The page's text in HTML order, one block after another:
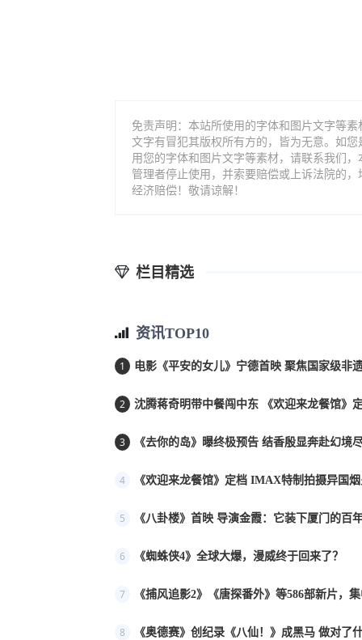
免责声明：本站所使用的字体和图片文字等
文字有冒犯其版权所有方的，皆为无意。如
用您的字体和图片文字等素材，请联系我们
管理者停止使用，并索要赔偿或上诉法院的
经济赔偿！敬请谅解！
栏目精选
资讯TOP10
1 电影《平安的女儿》宁德首映 聚焦国家级非
2 沈腾蒋奇明带中餐闯中东 《欢迎来龙餐馆》
3 《去你的岛》曝终极预告 结香殷显奔赴幻境
4 《欢迎来龙餐馆》定档 IMAX特制拍摄异国
5 《八卦楼》首映 导演金霞：它装下厦门的百
6 《蜘蛛侠4》全球大爆，漫威终于回来了？
7 《捕风追影2》《唐探番外》等586部新片，
8 《奥德赛》创纪录《八仙！》成黑马 做对了